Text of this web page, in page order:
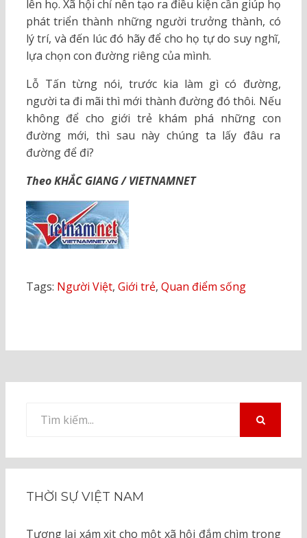
lên họ. Xã hội chỉ nên tạo ra điều kiện cần giúp họ
phát triển thành những người trưởng thành, có
lý trí, và đến lúc đó hãy để cho họ tự do suy nghĩ,
lựa chọn con đường riêng của mình.
Lỗ Tấn từng nói, trước kia làm gì có đường,
người ta đi mãi thì mới thành đường đó thôi. Nếu
không để cho giới trẻ khám phá những con
đường mới, thì sau này chúng ta lấy đâu ra
đường để đi?
Theo KHẮC GIANG / VIETNAMNET
Tags: Người Việt, Giới trẻ, Quan điểm sống
kiếm
THỜI SỰ VIỆT NAM
Tương lại xám xịt cho một xã hội đắm chìm trong